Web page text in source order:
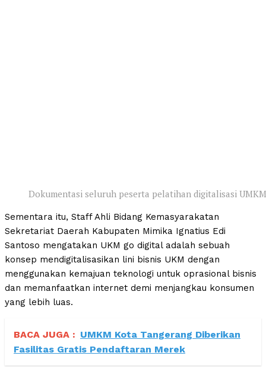
Dokumentasi seluruh peserta pelatihan digitalisasi
Sementara itu, Staff Ahli Bidang Kemasyarakatan
Sekretariat Daerah Kabupaten Mimika Ignatius Edi
Santoso mengatakan UKM go digital adalah sebuah
konsep mendigitalisasikan lini bisnis UKM dengan
menggunakan kemajuan teknologi untuk oprasional bisnis
dan memanfaatkan internet demi menjangkau konsumen
yang lebih luas.
BACA JUGA : UMKM Kota Tangerang Diberikan
Fasilitas Gratis Pendaftaran Merek